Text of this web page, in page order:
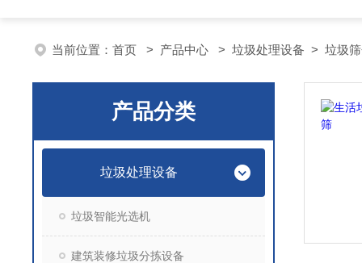
当前位置： 首页 > 产品中心 > 垃圾处理设备 > 垃圾
产品分类
垃圾处理设备
垃圾智能光选机
建筑装修垃圾分拣设备